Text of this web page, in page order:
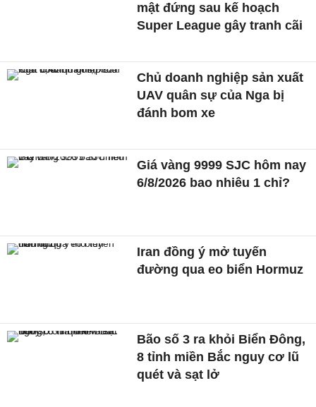
mật đứng sau kế hoạch
Super League gây tranh cãi
Chủ doanh nghiệp sản xuất
UAV quân sự của Nga bị
đánh bom xe
Giá vàng 9999 SJC hôm nay
6/8/2026 bao nhiêu 1 chỉ?
Iran đồng ý mở tuyến
đường qua eo biển Hormuz
Bão số 3 ra khỏi Biển Đông,
8 tỉnh miền Bắc nguy cơ lũ
quét và sạt lở